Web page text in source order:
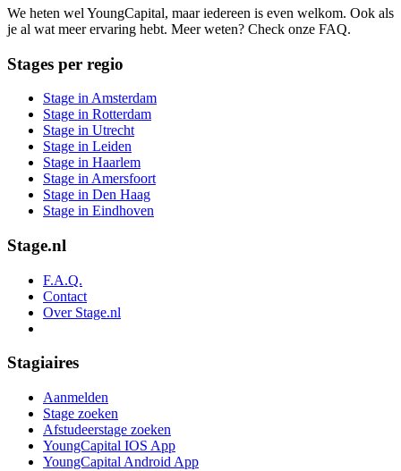
We heten wel YoungCapital, maar iedereen is even welkom. Ook als
je al wat meer ervaring hebt. Meer weten? Check onze FAQ.
Stages per regio
Stage in Amsterdam
Stage in Rotterdam
Stage in Utrecht
Stage in Leiden
Stage in Haarlem
Stage in Amersfoort
Stage in Den Haag
Stage in Eindhoven
Stage.nl
F.A.Q.
Contact
Over Stage.nl
Stagiaires
Aanmelden
Stage zoeken
Afstudeerstage zoeken
YoungCapital IOS App
YoungCapital Android App